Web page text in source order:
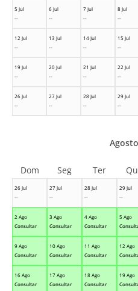
5 Jul
--
6 Jul
--
7 Jul
--
8 Jul
--
12 Jul
--
13 Jul
--
14 Jul
--
15 Jul
--
19 Jul
--
20 Jul
--
21 Jul
--
22 Jul
--
26 Jul
--
27 Jul
--
28 Jul
--
29 Jul
--
26 Jul
--
27 Jul
--
28 Jul
--
29 Jul
--
2 Ago
Consultar
3 Ago
Consultar
4 Ago
Consultar
5 Ago
9 Ago
Consultar
10 Ago
Consultar
11 Ago
Consultar
12 Ago
16 Ago
Consultar
17 Ago
Consultar
18 Ago
Consultar
19 Ago
Dom Seg Ter